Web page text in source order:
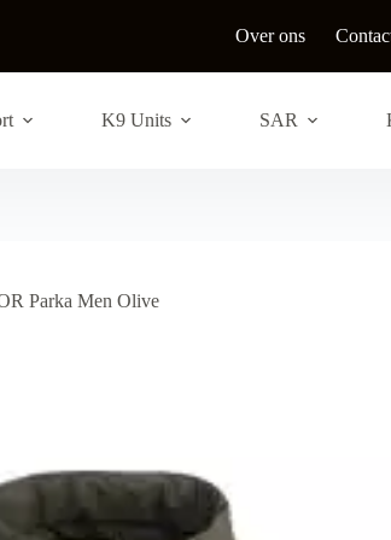
Over ons
K9 Units SAR
Parka Men Olive